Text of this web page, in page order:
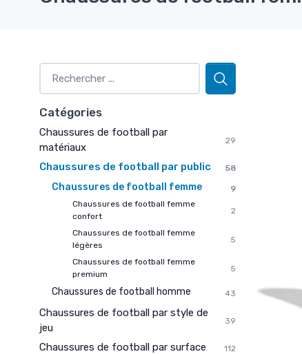
Catégories
Chaussures de football par
matériaux
29
Chaussures de football par public 58
Chaussures de football femme
9
Chaussures de football femme
confort
2
Chaussures de football femme
légères
5
Chaussures de football femme
premium
5
Chaussures de football homme 43
Chaussures de football par style de
jeu
39
Chaussures de football par surface 112